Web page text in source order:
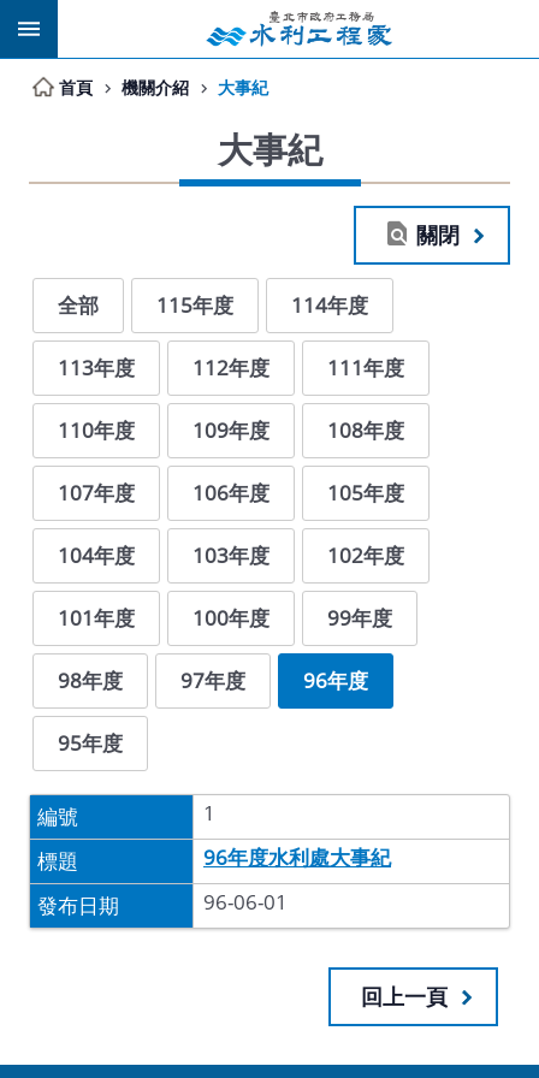
跳到主要內容區塊
首頁 機關介紹 大事紀
大事紀
關閉
全部 115年度 114年度
113年度 112年度 111年度
110年度 109年度 108年度
107年度 106年度 105年度
104年度 103年度 102年度
101年度 100年度 99年度
98年度 97年度 96年度
95年度
1
96年度水利處大事紀
96-06-01
回上一頁